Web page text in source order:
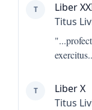
T
Liber
Titus
"...
exercitus
T
Liber X
Titus